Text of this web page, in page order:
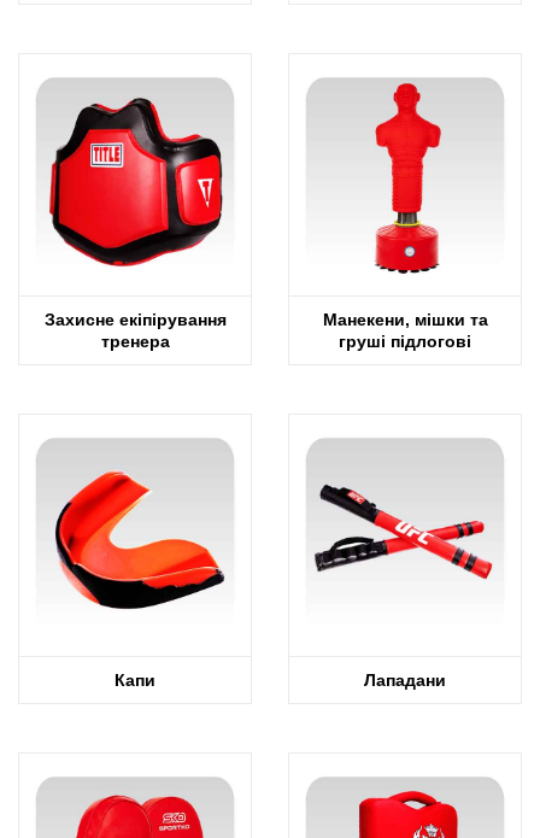
Захисне екіпірування
тренера
Манекени, мішки та
груші підлогові
Капи Лападани